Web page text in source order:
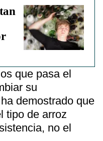
que pasa el
su
demostrado que
tipo de arroz
no el